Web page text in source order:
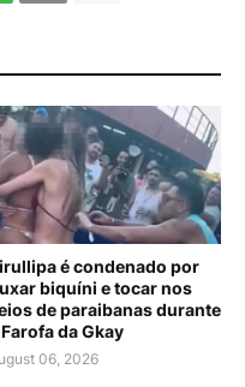
é condenado por
biquíni e tocar nos
de paraibanas durante
da Gkay
06, 2026